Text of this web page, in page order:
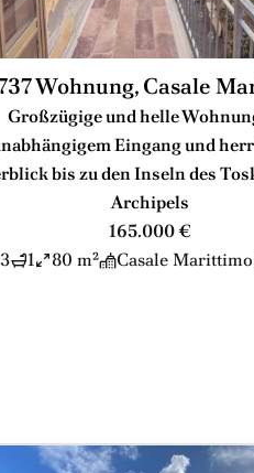
Wohnung, Casale
Großzügige und helle
Eingang und
bis zu den Inseln des
Archipels
165.000 €
3 1 80 m² Casale Marittimo